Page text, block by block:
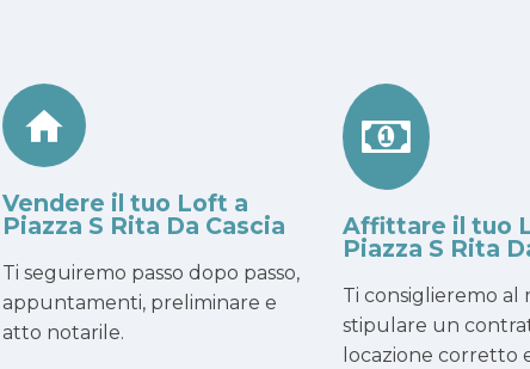
Vendere il tuo Loft a
Piazza S Rita Da Cascia
Ti seguiremo passo dopo passo,
appuntamenti, preliminare e
atto notarile.
Affittare il tuo
Piazza S Rita
Ti consiglieremo al
stipulare un
locazione corretto